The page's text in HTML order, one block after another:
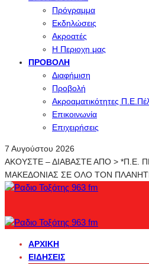
Πρόγραμμα
Εκδηλώσεις
Ακροατές
Η Περιοχη μας
ΠΡΟΒΟΛΉ
Διαφήμιση
Προβολή
Ακροαματικότητες
Επικοινωνία
Επιχειρήσεις
7 Αυγούστου 2026
ΑΚΟΥΣΤΕ – ΔΙΑΒΑΣΤΕ ΑΠΟ > *Π.Ε.
ΜΑΚΕΔΟΝΙΑΣ ΣΕ ΟΛΟ ΤΟΝ
ΑΡΧΙΚΉ
ΕΙΔΉΣΕΙΣ